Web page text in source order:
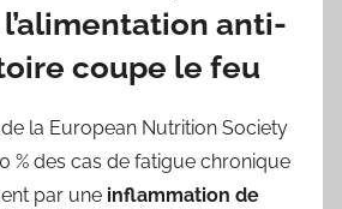
anti-
coupe le feu
la European Nutrition Society
% des cas de fatigue chronique
par une inflammation de